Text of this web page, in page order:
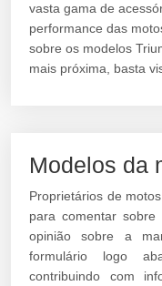
vasta gama de
performance das
sobre os modelos
mais próxima, basta
Modelos da
Proprietários de
para comentar
opinião sobre a
formulário logo
contribuindo com